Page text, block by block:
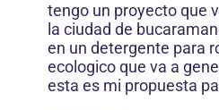
tengo un proyecto que
la ciudad de
en un detergente para
ecologico que va a
esta es mi propuesta